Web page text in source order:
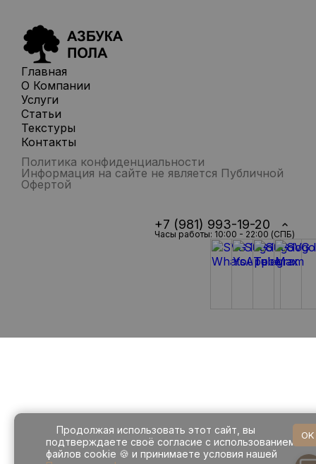
Главная
О Компании
Услуги
Статьи
Текстуры
Контакты
Политика конфиденциальности
Информация на сайте не является Публичной
Офертой
+7 (981) 993-19-20
Часы работы: 10:00 - 22:00 (СПБ)
Продолжая использовать этот сайт, вы
подтверждаете своё согласие с использованием
файлов cookie 🍪 и принимаете условия нашей
OK